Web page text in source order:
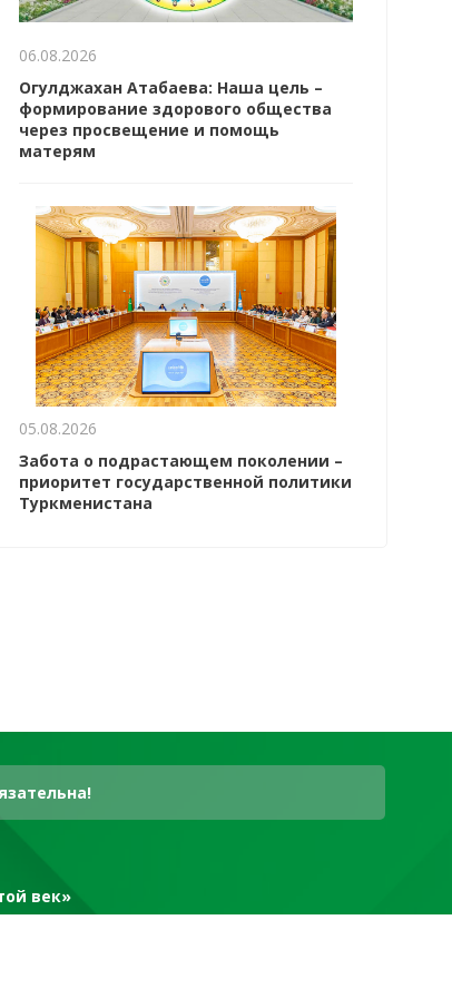
06.08.2026
Огулджахан Атабаева: Наша цель –
формирование здорового общества
через просвещение и помощь
матерям
05.08.2026
Забота о подрастающем поколении –
приоритет государственной политики
Туркменистана
век»